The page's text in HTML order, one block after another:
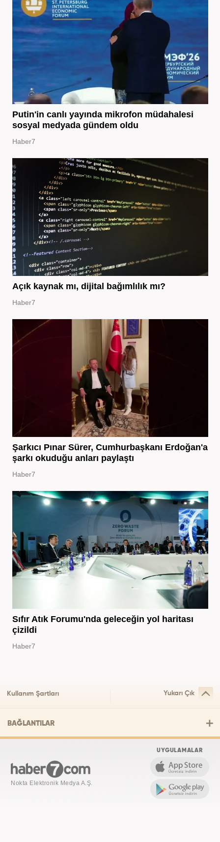
Putin'in canlı yayında mikrofon müdahalesi
sosyal medyada gündem oldu
Haber7
Açık kaynak mı, dijital bağımlılık mı?
Haber7
Şarkıcı Pınar Sürer, Cumhurbaşkanı Erdoğan'a
şarkı okuduğu anları paylaştı
Haber7
Sıfır Atık Forumu'nda geleceğin yol haritası
çizildi
Haber7
Kullanım Şartları Yukarı Çık
BAĞLANTILAR
Nokta Elektronik Medya A.Ş.
UYGULAMALAR